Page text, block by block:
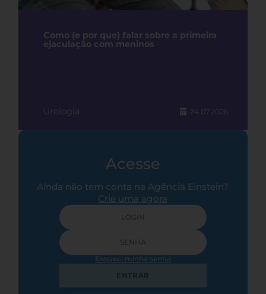
Como (e por que) falar sobre a primeira
ejaculação com meninos
Urologia 24.07.2026
Acesse
Ainda não tem conta na Agência Einstein?
Crie uma agora
Esqueci minha senha
ENTRAR